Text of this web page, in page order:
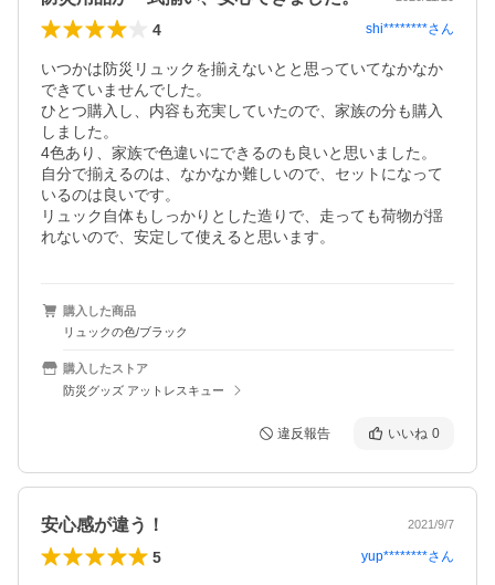
4 shi********さん
いつかは防災リュックを揃えないとと思っていてなかなか
できていませんでした。
ひとつ購入し、内容も充実していたので、家族の分も購入
しました。
4色あり、家族で色違いにできるのも良いと思いました。
自分で揃えるのは、なかなか難しいので、セットになって
いるのは良いです。
リュック自体もしっかりとした造りで、走っても荷物が揺
れないので、安定して使えると思います。
購入した商品
リュックの色/ブラック
購入したストア
防災グッズ アットレスキュー
違反報告 いいね 0
安心感が違う！ 2021/9/7
5 yup********さん